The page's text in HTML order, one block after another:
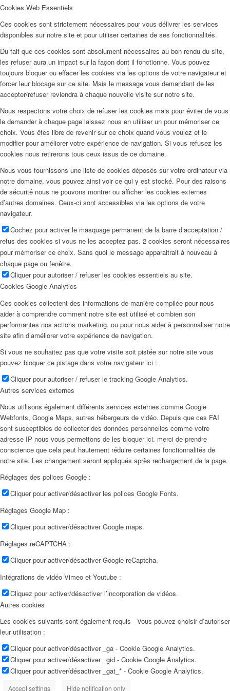
Cookies Web Essentiels
Ces cookies sont strictement nécessaires pour vous délivrer les services
disponibles sur notre site et pour utiliser certaines de ses fonctionnalités.
Du fait que ces cookies sont absolument nécessaires au bon rendu du site,
les refuser aura un impact sur la façon dont il fonctionne. Vous pouvez
toujours bloquer ou effacer les cookies via les options de votre navigateur et
forcer leur blocage sur ce site. Mais le message vous demandant de les
accepter/refuser reviendra à chaque nouvelle visite sur notre site.
Nous respectons votre choix de refuser les cookies mais pour éviter de vous
le demander à chaque page laissez nous en utiliser un pour mémoriser ce
choix. Vous êtes libre de revenir sur ce choix quand vous voulez et le
modifier pour améliorer votre expérience de navigation. Si vous refusez les
cookies nous retirerons tous ceux issus de ce domaine.
Nous vous fournissons une liste de cookies déposés sur votre ordinateur via
notre domaine, vous pouvez ainsi voir ce qui y est stocké. Pour des raisons
de sécurité nous ne pouvons montrer ou afficher les cookies externes
d’autres domaines. Ceux-ci sont accessibles via les options de votre
navigateur.
Cochez pour activer le masquage permanent de la barre d’acceptation /
refus des cookies si vous ne les acceptez pas. 2 cookies seront nécessaires
pour mémoriser ce choix. Sans quoi le message apparaitrait à nouveau à
chaque page ou fenêtre.
Cliquer pour autoriser / refuser les cookies essentiels au site.
Cookies Google Analytics
Ces cookies collectent des informations de manière compilée pour nous
aider à comprendre comment notre site est utilisé et combien son
performantes nos actions marketing, ou pour nous aider à personnaliser notre
site afin d’améliorer votre expérience de navigation.
Si vous ne souhaitez pas que votre visite soit pistée sur notre site vous
pouvez bloquer ce pistage dans votre navigateur ici :
Cliquer pour autoriser / refuser le tracking Google Analytics.
Autres services externes
Nous utilisons également différents services externes comme Google
Webfonts, Google Maps, autres hébergeurs de vidéo. Depuis que ces FAI
sont susceptibles de collecter des données personnelles comme votre
adresse IP nous vous permettons de les bloquer ici. merci de prendre
conscience que cela peut hautement réduire certaines fonctionnalités de
notre site. Les changement seront appliqués après rechargement de la page.
Réglages des polices Google :
Cliquer pour activer/désactiver les polices Google Fonts.
Réglages Google Map :
Cliquer pour activer/désactiver Google maps.
Réglages reCAPTCHA :
Cliquer pour activer/désactiver Google reCaptcha.
Intégrations de vidéo Vimeo et Youtube :
Cliquez pour activer/désactiver l’incorporation de vidéos.
Autres cookies
Les cookies suivants sont également requis - Vous pouvez choisir d’autoriser
leur utilisation :
Cliquer pour activer/désactiver _ga - Cookie Google Analytics.
Cliquer pour activer/désactiver _gid - Cookie Google Analytics.
Cliquer pour activer/désactiver _gat_* - Cookie Google Analytics.
Accept settings Hide notification only